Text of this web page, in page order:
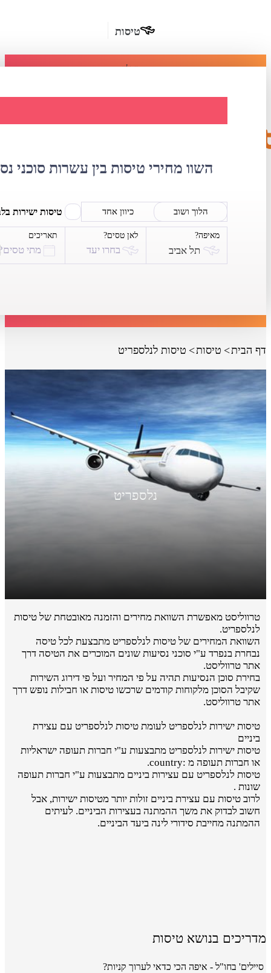
טיסות
מומלץ
בחו"ל
השכרת
רכב
השוו מחירי טיסות בין עשרות סוכני
הלוך ושוב כיוון אחד טיסות ישירות
מאיפה?
תל אביב
לאן טסים?
בחרו יעד
תאריכים
מתי
דף הבית טיסות טיסות לנלספריט
נלספריט
טרווליסט מאפשרת השוואת מחירים והזמנה מאובטחת של טיסות
לנלספריט.
השוואת המחירים של טיסות לנלספריט מתבצעת לכל טיסה
נבחרת בנפרד ע"י סוכני נסיעות שונים המוכרים את הטיסה דרך
אתר טרווליסט.
בחירת סוכן הנסיעות תהיה על פי המחיר ועל פי דירוג השירות
שקיבל הסוכן מלקוחות קודמים שרכשו טיסות או חבילות נופש דרך
אתר טרווליסט.
טיסות ישירות לנלספריט לעומת טיסות לנלספריט עם עצירת
ביניים
טיסות ישירות לנלספריט מתבצעות ע"י חברות תעופה ישראליות
או חברות תעופה מ :country.
טיסות לנלספריט עם עצירות ביניים מתבצעות ע"י חברות תעופה
שונות .
לרוב טיסות עם עצירת ביניים זולות יותר מטיסות ישירות, אבל
חשוב לבדוק את משך ההמתנה בעצירות הביניים. לעיתים
ההמתנה מחייבת סידורי לינה ביעד הביניים.
מדריכים בנושא טיסות
סיילים' בחו"ל - איפה הכי כדאי לערוך קניות?